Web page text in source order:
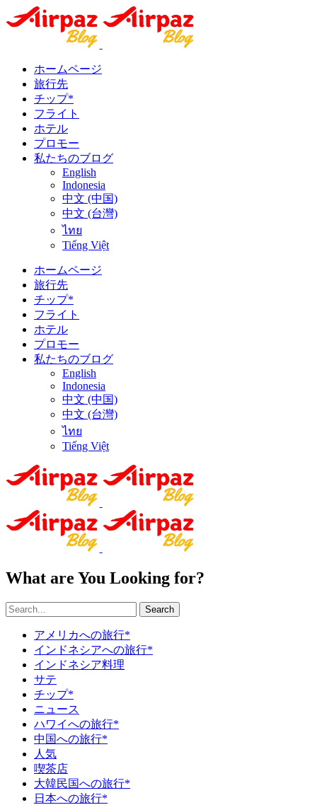
ホームページ
旅行先
チップ*
フライト
ホテル
プロモー
私たちのブログ
English
Indonesia
中文 (中国)
中文 (台灣)
ไทย
Tiếng Việt
ホームページ
旅行先
チップ*
フライト
ホテル
プロモー
私たちのブログ
English
Indonesia
中文 (中国)
中文 (台灣)
ไทย
Tiếng Việt
What are You Looking for?
Search
アメリカへの旅行*
インドネシアへの旅行*
インドネシア料理
サテ
チップ*
ニュース
ハワイへの旅行*
中国への旅行*
人気
喫茶店
大韓民国への旅行*
日本への旅行*